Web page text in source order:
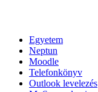
Egyetem
Neptun
Moodle
Telefonkönyv
Outlook levelezés